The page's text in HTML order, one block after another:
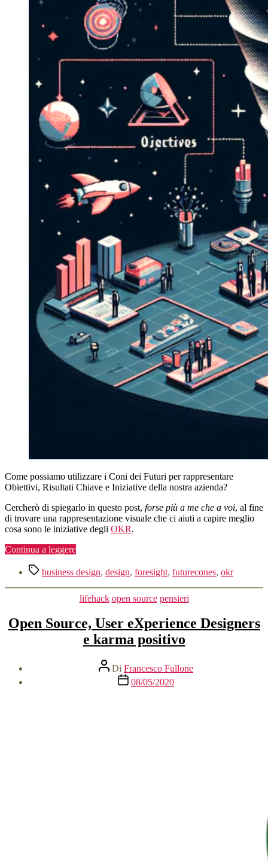
Come possiamo utilizzare i Coni dei Futuri per rappresentare
Obiettivi, Risultati Chiave e Iniziative della nostra azienda?
Cercherò di spiegarlo in questo post, forse più a me che a voi, al fine
di trovare una rappresentazione visuale che ci aiuti a capire meglio
cosa sono le iniziative degli OKR.
Continua a leggere“Futures
e
come
prevedere
gestire
futuro”
Tagbusiness design, design, foresight, futurecones, okr
Categorie
lifehack open source pensieri
Open Source, User eXperience Designers
e karma positivo
Autore
articolo
Di Francesco Fullone
Data
dell'articolo
08/05/2020